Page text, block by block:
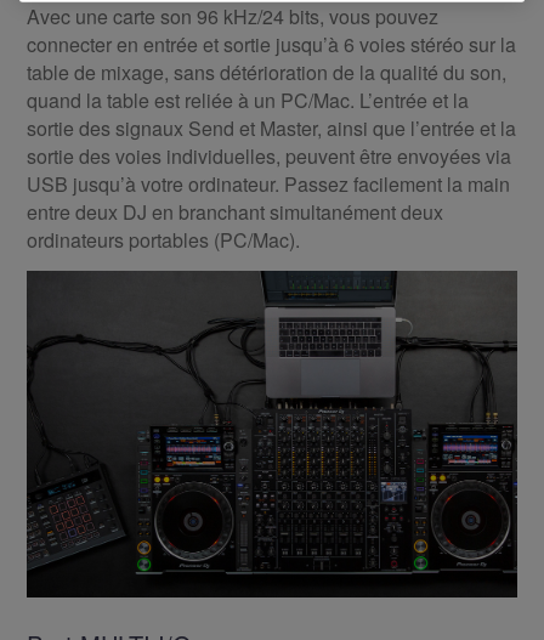
Avec une carte son 96 kHz/24 bits, vous pouvez
connecter en entrée et sortie jusqu’à 6 voies stéréo sur la
table de mixage, sans détérioration de la qualité du son,
quand la table est reliée à un PC/Mac. L’entrée et la
sortie des signaux Send et Master, ainsi que l’entrée et la
sortie des voies individuelles, peuvent être envoyées via
USB jusqu’à votre ordinateur. Passez facilement la main
entre deux DJ en branchant simultanément deux
ordinateurs portables (PC/Mac).